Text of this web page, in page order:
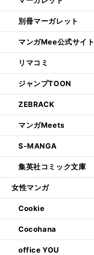
別冊マーガレット
マンガMee公式サイト
リマコミ
ジャンプTOON
ZEBRACK
マンガMeets
S-MANGA
集英社コミック文庫
女性マンガ
Cookie
Cocohana
office YOU